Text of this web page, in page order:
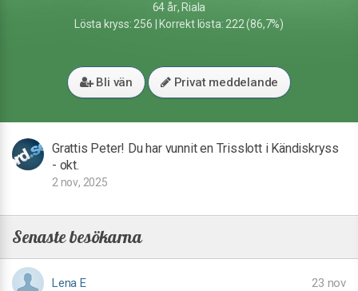
64 år, Riala
Lösta kryss: 256 | Korrekt lösta: 222 (86,7%)
Bli vän Privat meddelande
Grattis Peter! Du har vunnit en Trisslott i Kändiskryss
- okt.
2 nov, 2025
Senaste besökarna
Lena E 23 nov